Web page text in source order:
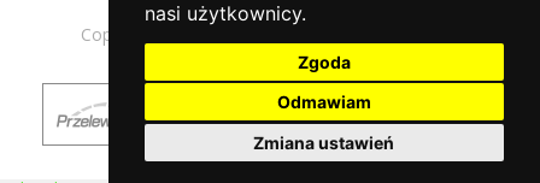
nasi użytkownicy.
Zgoda
Odmawiam
Zmiana ustawień
Copyright © 2025 Opengreen. All rights reserved.